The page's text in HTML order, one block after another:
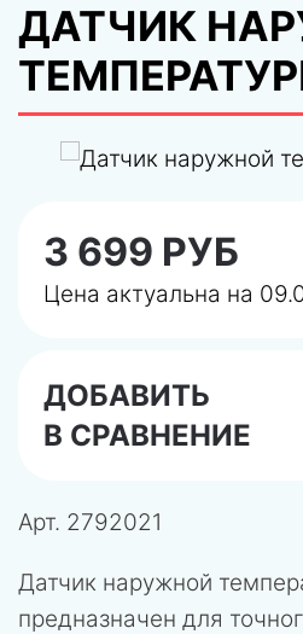
ДАТЧИК
3 699 РУБ
Цена актуальна на
ДОБАВИТЬ
В СРАВНЕНИЕ
Арт. 2792021
Датчик наружной
предназначен для